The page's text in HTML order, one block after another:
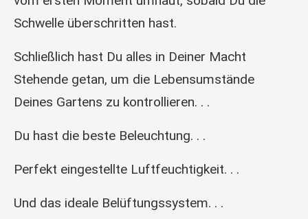
Schwelle überschritten hast.
Schließlich hast Du alles in Deiner Macht
Stehende getan, um die Lebensumstände
Deines Gartens zu kontrollieren. . .
Du hast die beste Beleuchtung. . .
Perfekt eingestellte Luftfeuchtigkeit. . .
Und das ideale Belüftungssystem. . .